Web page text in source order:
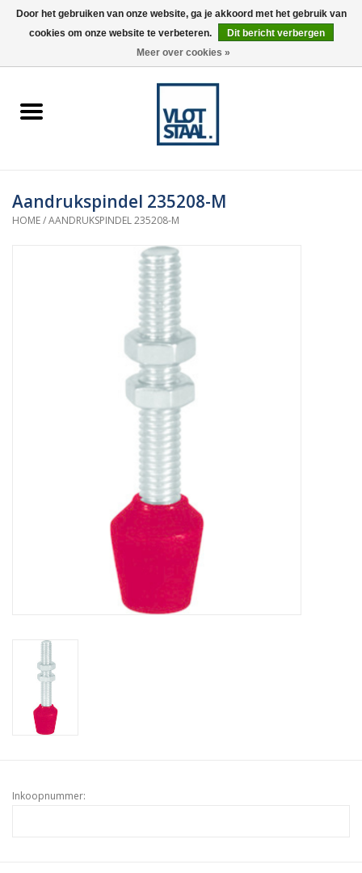
0 Artikelen - €0,00
spanners
Aandrukspindel 235208-M
HOME/AANDRUKSPINDEL 235208-M
Inkoopnummer:
Door het gebruiken van onze website, ga je akkoord met het gebruik van
cookies om onze website te verbeteren.
Dit bericht verbergen
Meer over cookies »